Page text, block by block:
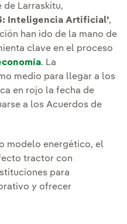
de Larraskitu,
Inteligencia Artificial’,
han ido de la mano de
clave en el proceso
. La
medio para llegar a los
en rojo la fecha de
a los Acuerdos de
modelo energético, el
tractor con
para
y ofrecer